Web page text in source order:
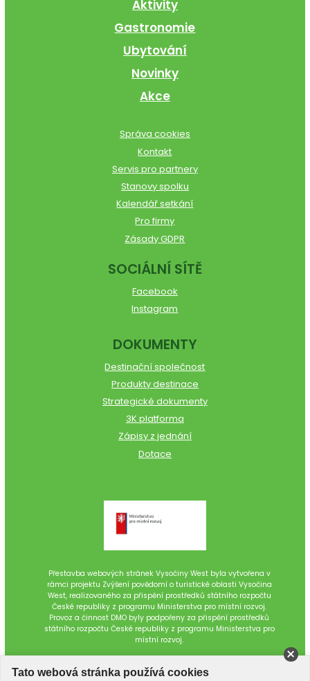
Aktivity
Gastronomie
Ubytování
Novinky
Akce
Správa cookies
Kontakt
Servis pro partnery
Stanovy spolku
Kalendář setkání
Pro firmy
Zásady GDPR
SOCIÁLNÍ SÍTĚ
Facebook
Instagram
DOKUMENTY
Destinační společnost
Produkty destinace
Strategické dokumenty
3K platforma
Zápisy z jednání
Dotace
Přestavba webových stránek Vysočiny West byla vytvořena v
rámci projektu Zvýšení povědomí o turistické oblasti Vysočina
West, realizovaného za přispění prostředků státního rozpočtu
České republiky z programu Ministerstva pro místní rozvoj.
Provoz a činnost DMO byly podpořeny za přispění prostředků
státního rozpočtu České republiky z programu Ministerstva pro
místní rozvoj.
Tato webová stránka používá cookies